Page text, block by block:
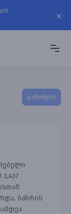
გამოწერა
ბაზრის